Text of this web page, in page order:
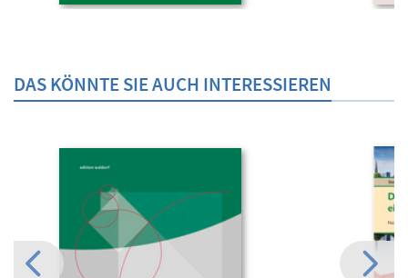
DAS KÖNNTE SIE AUCH INTERESSIEREN